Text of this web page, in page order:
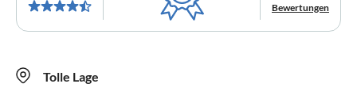
Bewertungen
Tolle Lage